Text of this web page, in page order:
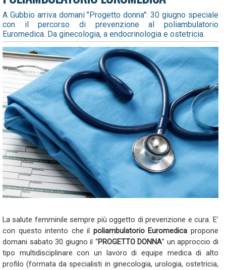
A Gubbio arriva domani "Progetto donna": 30 giugno speciale
con il percorso di prevenzione al poliambulatorio
Euromedica. Da ginecologia, a endocrinologia e ostetricia.
La salute femminile sempre più oggetto di prevenzione e cura. E’
con questo intento che il poliambulatorio Euromedica propone
domani sabato 30 giugno il “PROGETTO DONNA” un approccio di
tipo multidisciplinare con un lavoro di equipe medica di alto
profilo (formata da specialisti in ginecologia, urologia, ostetricia,